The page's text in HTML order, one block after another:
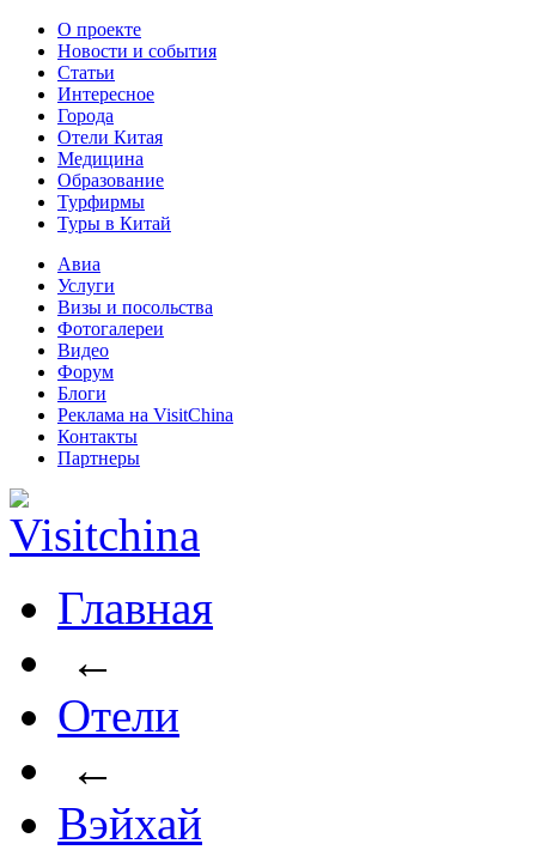
О проекте
Новости и события
Статьи
Интересное
Города
Отели Китая
Медицина
Образование
Турфирмы
Туры в Китай
Авиа
Услуги
Визы и посольства
Фотогалереи
Видео
Форум
Блоги
Реклама на VisitChina
Контакты
Партнеры
Главная
←
Отели
←
Вэйхай